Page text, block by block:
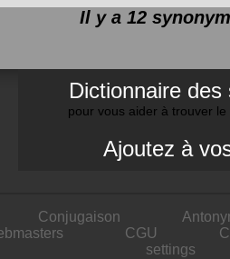
Il y a 12
Dictionnaire des
pour vous aider à trouver
Ajoutez à
Conjugaison
CGU
settings